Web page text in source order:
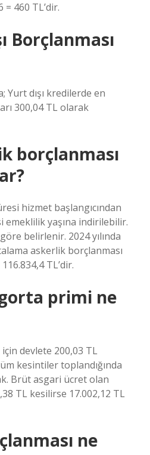
460 TL’dir.
Borçlanması
Yurt dışı kredilerde en
300,04 TL olarak
borçlanması
hizmet başlangıcından
emeklilik yaşına indirilebilir.
belirlenir. 2024 yılında
askerlik borçlanması
TL’dir.
primi ne
için devlete 200,03 TL
kesintiler toplandığında
Brüt asgari ücret olan
TL kesilirse 17.002,12 TL
ne